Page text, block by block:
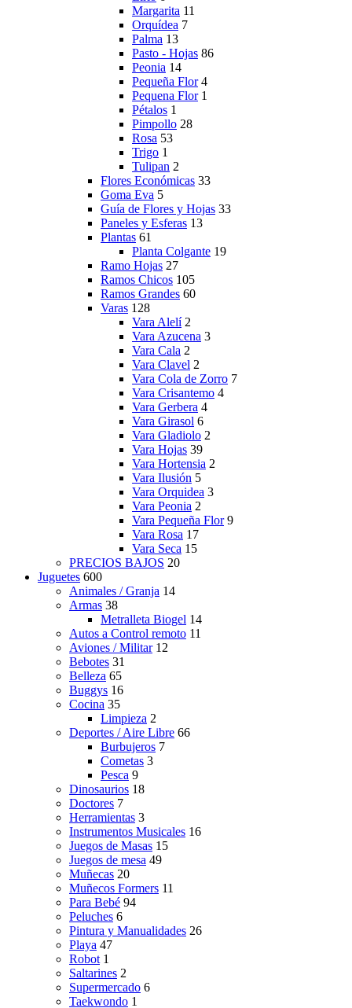
Margarita 11
Orquídea 7
Palma 13
Pasto - Hojas 86
Peonia 14
Pequeña Flor 4
Pequena Flor 1
Pétalos 1
Pimpollo 28
Rosa 53
Trigo 1
Tulipan 2
Flores Económicas 33
Goma Eva 5
Guía de Flores y Hojas 33
Paneles y Esferas 13
Plantas 61
Planta Colgante 19
Ramo Hojas 27
Ramos Chicos 105
Ramos Grandes 60
Varas 128
Vara Alelí 2
Vara Azucena 3
Vara Cala 2
Vara Clavel 2
Vara Cola de Zorro 7
Vara Crisantemo 4
Vara Gerbera 4
Vara Girasol 6
Vara Gladiolo 2
Vara Hojas 39
Vara Hortensia 2
Vara Ilusión 5
Vara Orquidea 3
Vara Peonia 2
Vara Pequeña Flor 9
Vara Rosa 17
Vara Seca 15
PRECIOS BAJOS 20
Juguetes 600
Animales / Granja 14
Armas 38
Metralleta Biogel 14
Autos a Control remoto 11
Aviones / Militar 12
Bebotes 31
Belleza 65
Buggys 16
Cocina 35
Limpieza 2
Deportes / Aire Libre 66
Burbujeros 7
Cometas 3
Pesca 9
Dinosaurios 18
Doctores 7
Herramientas 3
Instrumentos Musicales 16
Juegos de Masas 15
Juegos de mesa 49
Muñecas 20
Muñecos Formers 11
Para Bebé 94
Peluches 6
Pintura y Manualidades 26
Playa 47
Robot 1
Saltarines 2
Supermercado 6
Taekwondo 1